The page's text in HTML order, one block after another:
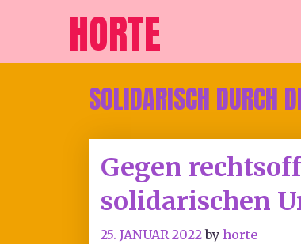
HORTE
SOLIDARISCH DURCH
Gegen
solidarischen
25. JANUAR 2022 byhorte